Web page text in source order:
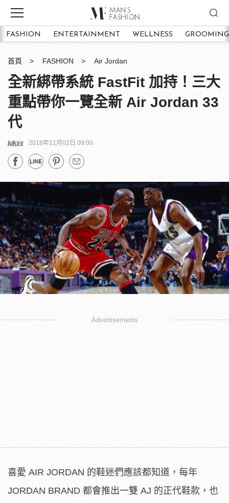
FASHION ENTERTAINMENT WELLNESS GROOMING
首頁 FASHION Air Jordan
全新綁帶系統 FastFit 加持！三大
重點帶你一覽全新 Air Jordan 33
代
juksy 2018年11月02日 09:00
Advertisements
喜愛 AIR JORDAN 的鞋迷們應該都知道，每年
JORDAN BRAND 都會推出一雙 AJ 的正代鞋款，也